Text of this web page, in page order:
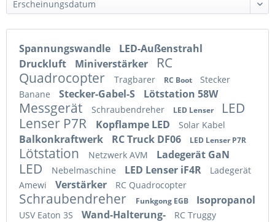
Spannungswandle
LED-Außenstrahl
Druckluft
Miniverstärker
RC
Quadrocopter
Tragbarer RC Boot
Stecker
Banane
Stecker-Gabel-S Lötstation 58W
Messgerät Schraubendreher LED Lenser
LED
Lenser P7R
Kopflampe LED Solar Kabel
Balkonkraftwerk RC Truck DF06 LED Lenser P7R
Lötstation Netzwerk AVM Ladegerät GaN
LED Nebelmaschine LED Lenser iF4R
Ladegerät
Amewi
Verstärker RC Quadrocopter
Schraubendreher Funkgong EGB Isopropanol
USV Eaton 3S Wand-Halterung-
RC Truggy